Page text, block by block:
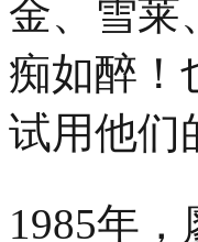
金、雪莱
痴如醉！
试用他们
1985年